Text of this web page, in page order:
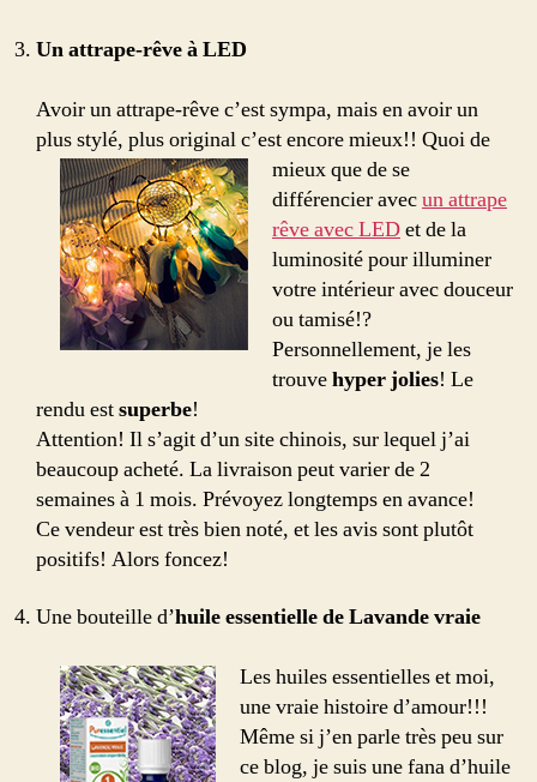
Un attrape-rêve à LED
Avoir un attrape-rêve c’est sympa, mais en avoir un
plus stylé, plus original c’est encore mieux!! Quoi de
mieux que de se
différencier avecun attrape
rêve avec LEDet de la
luminosité pour illuminer
votre intérieur avec douceur
ou tamisé!?
Personnellement, je les
trouvehyper jolies! Le
rendu estsuperbe!
Attention! Il s’agit d’un site chinois, sur lequel j’ai
beaucoup acheté. La livraison peut varier de 2
semaines à 1 mois. Prévoyez longtemps en avance!
Ce vendeur est très bien noté, et les avis sont plutôt
positifs! Alors foncez!
Une bouteille d’huile essentielle de Lavande vraie
Les huiles essentielles et moi,
une vraie histoire d’amour!!!
Même si j’en parle très peu sur
ce blog, je suis une fana d’huile